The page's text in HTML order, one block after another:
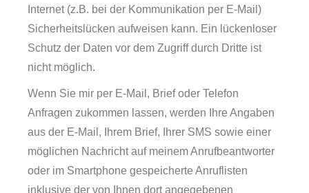
Internet (z.B. bei der Kommunikation per E-Mail)
Sicherheitslücken aufweisen kann. Ein lückenloser
Schutz der Daten vor dem Zugriff durch Dritte ist
nicht möglich.
Wenn Sie mir per E-Mail, Brief oder Telefon
Anfragen zukommen lassen, werden Ihre Angaben
aus der E-Mail, Ihrem Brief, Ihrer SMS sowie einer
möglichen Nachricht auf meinem Anrufbeantworter
oder im Smartphone gespeicherte Anruflisten
inklusive der von Ihnen dort angegebenen